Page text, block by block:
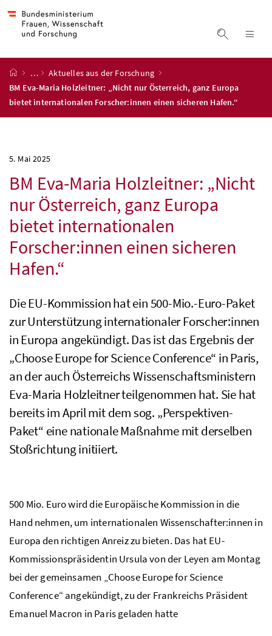
Suche
Startseite
…
Aktuelles aus der Forschung
BM Eva-Maria Holzleitner: „Nicht nur Österreich, ganz Europa
bietet internationalen Forscher:innen einen sicheren Hafen.“
5. Mai 2025
BM Eva-Maria Holzleitner: „Nicht
nur Österreich, ganz Europa
bietet internationalen
Forscher:innen einen sicheren
Hafen.“
Die EU-Kommission hat ein 500-Mio.-Euro-Paket
zur Unterstützung internationaler Forscher:innen
in Europa angekündigt. Das ist das Ergebnis der
„Choose Europe for Science Conference“ in Paris,
an der auch Österreichs Wissenschaftsministern
Eva-Maria Holzleitner teilgenommen hat. Sie hat
bereits im April mit demsog. „Perspektiven-
Paket“ eine nationale Maßnahme mit derselben
Stoßrichtung initiiert.
500 Mio. Euro wird die Europäische Kommission in die
Hand nehmen, um internationalen Wissenschafter:innen in
Europa den richtigen Anreiz zu bieten. Das hatEU-
Kommissionspräsidentin Ursula von der Leyen am Montag
bei der gemeinsamen „Choose Europe for Science
Conference“ angekündigt, zu der Frankreichs Präsident
Emanuel Macron in Paris geladen hatte